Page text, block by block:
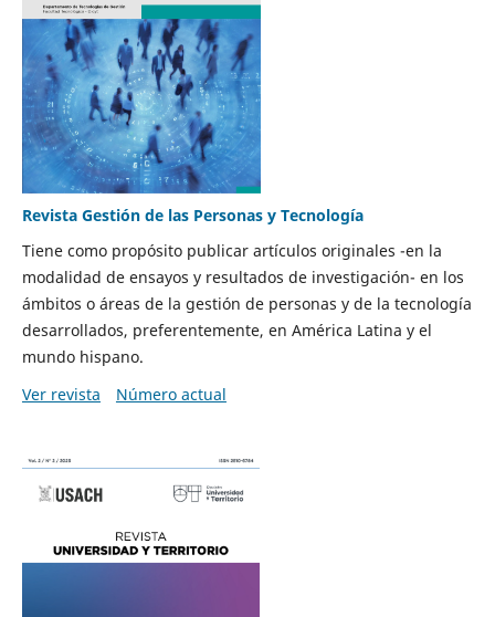
Revista Gestión de las Personas y Tecnología
Tiene como propósito publicar artículos originales -en la
modalidad de ensayos y resultados de investigación- en los
ámbitos o áreas de la gestión de personas y de la tecnología
desarrollados, preferentemente, en América Latina y el
mundo hispano.
Ver revista
Número actual